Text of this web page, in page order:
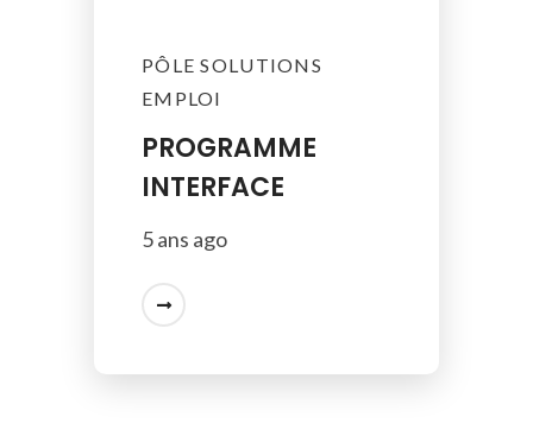
PÔLE SOLUTIONS
EMPLOI
PROGRAMME
INTERFACE
5 ans ago